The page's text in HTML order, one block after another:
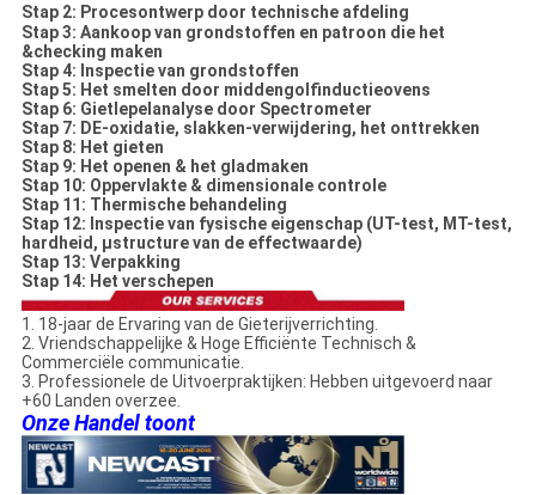
Stap 2: Procesontwerp door technische afdeling
Stap 3: Aankoop van grondstoffen en patroon die het
&checking maken
Stap 4: Inspectie van grondstoffen
Stap 5: Het smelten door middengolfinductieovens
Stap 6: Gietlepelanalyse door Spectrometer
Stap 7: DE-oxidatie, slakken-verwijdering, het onttrekken
Stap 8: Het gieten
Stap 9: Het openen & het gladmaken
Stap 10: Oppervlakte & dimensionale controle
Stap 11: Thermische behandeling
Stap 12: Inspectie van fysische eigenschap (UT-test, MT-test,
hardheid, µstructure van de effectwaarde)
Stap 13: Verpakking
Stap 14: Het verschepen
1. 18-jaar de Ervaring van de Gieterijverrichting.
2. Vriendschappelijke & Hoge Efficiënte Technisch &
Commerciële communicatie.
3. Professionele de Uitvoerpraktijken: Hebben uitgevoerd naar
+60 Landen overzee.
Onze Handel toont